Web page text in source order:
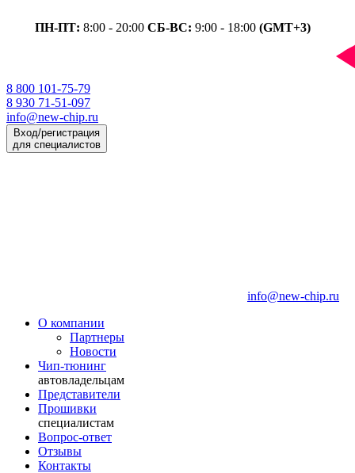
ПН-ПТ: 8:00 - 20:00 СБ-ВС: 9:00 - 18:00 (GMT+3)
8 800 101-75-79
8 930 71-51-097
info@new-chip.ru
Вход/регистрация
для специалистов
info@new-chip.ru
О компании
Партнеры
Новости
Чип-тюнинг
автовладельцам
Представители
Прошивки
специалистам
Вопрос-ответ
Отзывы
Контакты